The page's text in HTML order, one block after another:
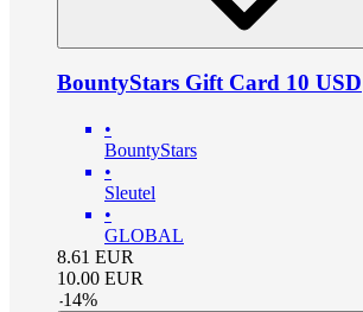
BountyStars Gift Card 10 USD
•
BountyStars
•
Sleutel
•
GLOBAL
8.61 EUR
10.00 EUR
-14%